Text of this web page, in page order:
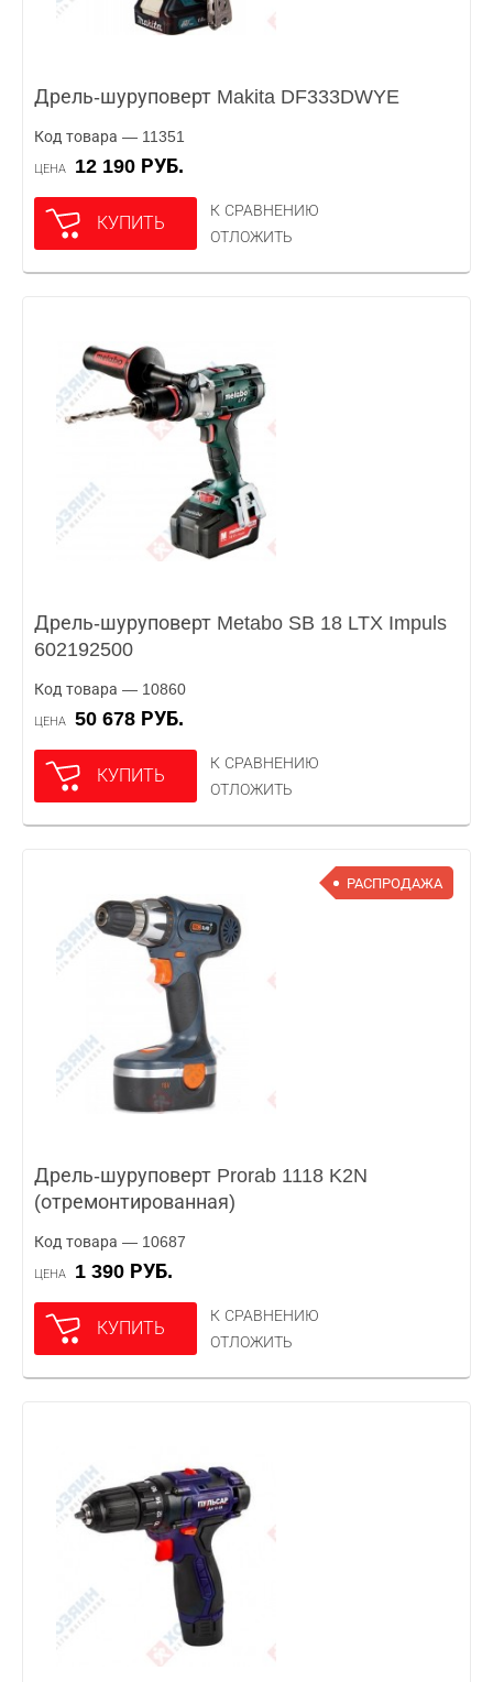
Дрель-шуруповерт Makita DF333DWYE
Код товара — 11351
ЦЕНА 12 190 РУБ.
КУПИТЬ
К СРАВНЕНИЮ
ОТЛОЖИТЬ
Дрель-шуруповерт Metabo SB 18 LTX Impuls
602192500
Код товара — 10860
ЦЕНА 50 678 РУБ.
КУПИТЬ
К СРАВНЕНИЮ
ОТЛОЖИТЬ
РАСПРОДАЖА
Дрель-шуруповерт Prorab 1118 K2N
(отремонтированная)
Код товара — 10687
ЦЕНА 1 390 РУБ.
КУПИТЬ
К СРАВНЕНИЮ
ОТЛОЖИТЬ